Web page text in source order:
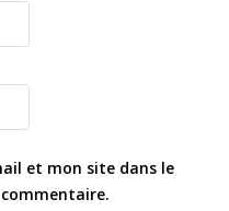
et mon site dans le